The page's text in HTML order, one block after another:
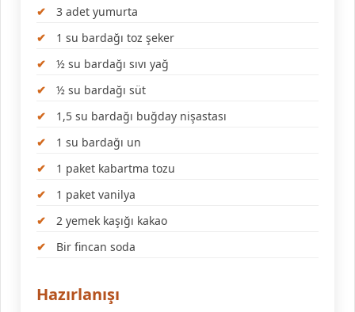
3 adet yumurta
1 su bardağı toz şeker
½ su bardağı sıvı yağ
½ su bardağı süt
1,5 su bardağı buğday nişastası
1 su bardağı un
1 paket kabartma tozu
1 paket vanilya
2 yemek kaşığı kakao
Bir fincan soda
Hazırlanışı